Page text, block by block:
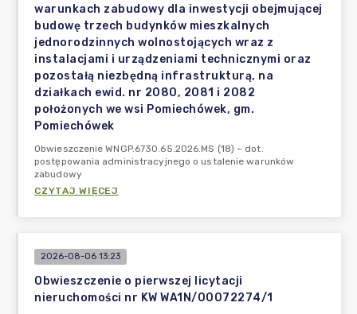
warunkach zabudowy dla inwestycji obejmującej
budowę trzech budynków mieszkalnych
jednorodzinnych wolnostojących wraz z
instalacjami i urządzeniami technicznymi oraz
pozostałą niezbędną infrastrukturą, na
działkach ewid. nr 2080, 2081 i 2082
położonych we wsi Pomiechówek, gm.
Pomiechówek
Obwieszczenie WNGP.6730.65.2026.MS (18) – dot.
postępowania administracyjnego o ustalenie warunków
zabudowy
CZYTAJ WIĘCEJ
2026-08-06 13:23
Obwieszczenie o pierwszej licytacji
nieruchomości nr KW WA1N/00072274/1